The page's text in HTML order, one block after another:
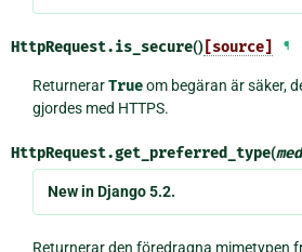
HttpRequest.is_secure() [source] ¶
ReturnerarTrueom begäran är säker,
gjordes med HTTPS.
HttpRequest.get_preferred_type(
New in Django 5.2.
Returnerar den föredragna mimetypen